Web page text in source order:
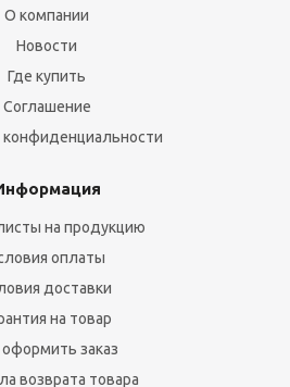
О компании
Новости
Где купить
Соглашение
конфиденциальности
на продукцию
оплаты
доставки
на товар
оформить заказ
возврата товара